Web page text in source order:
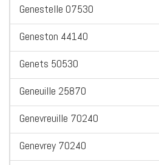
Genestelle 07530
Geneston 44140
Genets 50530
Geneuille 25870
Genevreuille 70240
Genevrey 70240